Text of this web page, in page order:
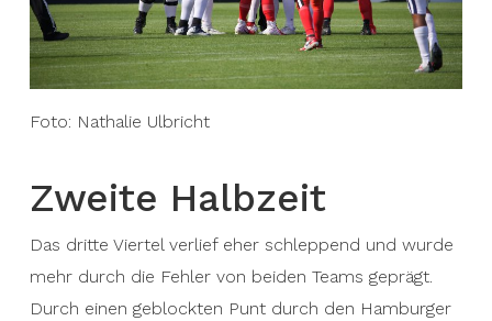
Foto: Nathalie Ulbricht
Zweite Halbzeit
Das dritte Viertel verlief eher schleppend und wurde
mehr durch die Fehler von beiden Teams geprägt.
Durch einen geblockten Punt durch den Hamburger